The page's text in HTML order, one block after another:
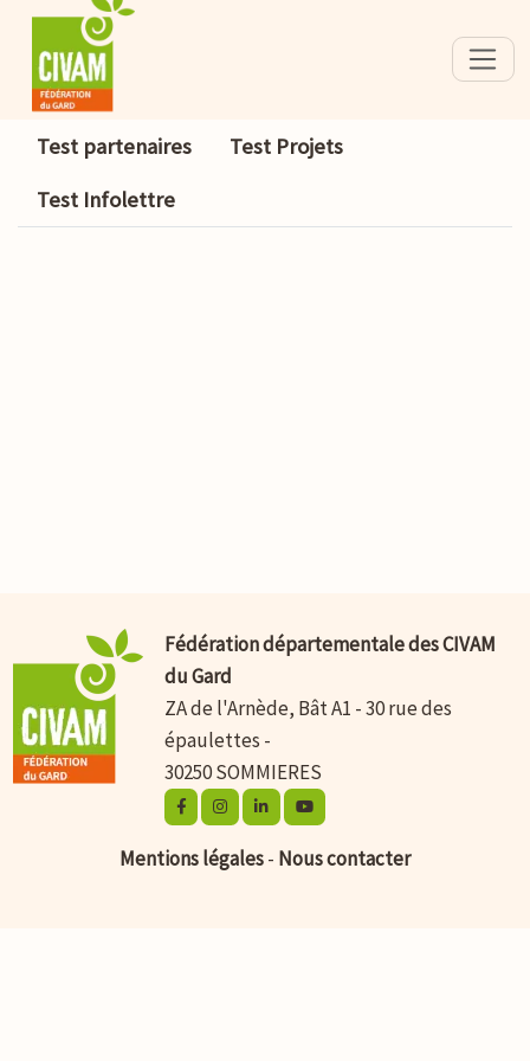
Test partenaires
Test Projets
Test Infolettre
Fédération départementale des CIVAM
du Gard
ZA de l'Arnède, Bât A1 - 30 rue des
épaulettes -
30250 SOMMIERES
Mentions légales- Nous contacter